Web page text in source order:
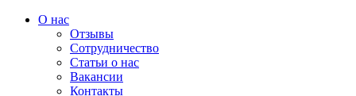
О нас
Отзывы
Сотрудничество
Статьи о нас
Вакансии
Контакты